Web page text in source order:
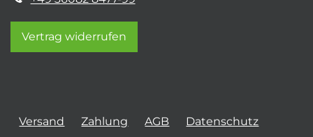
Vertrag widerrufen
Versand Zahlung AGB Datenschutz